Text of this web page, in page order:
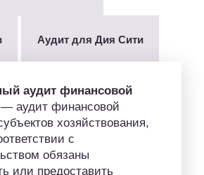
Аудит для Дия Сити
аудит финансовой
— аудит финансовой
хозяйствования,
с
обязаны
или предоставить